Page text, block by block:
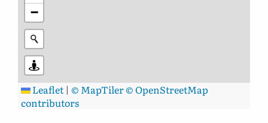
−
Leaflet | © MapTiler© OpenStreetMap
contributors